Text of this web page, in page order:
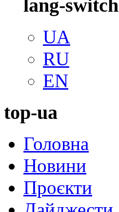
lang-switch
UA
RU
EN
top-ua
Головна
Новини
Проєкти